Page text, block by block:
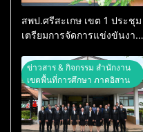
สพป.ศรีสะเกษ เขต 1 ประชุม
เตรียมการจัดการแข่งขันงาน
74 ปีการศึกษา 2569
ข่าวสาร & กิจกรรม สำนักงาน
เขตพื้นที่การศึกษา ภาคอิสาน